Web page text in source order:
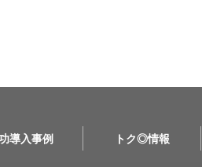
導入事例 トク◎情報